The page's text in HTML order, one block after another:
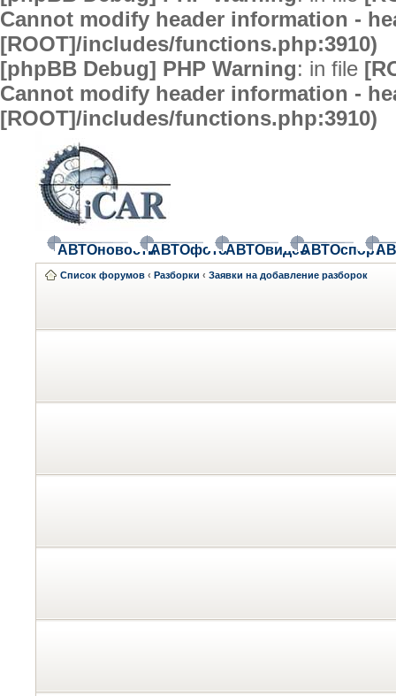
Cannot modify header information -
[ROOT]/includes/functions.php:3910)
[phpBB Debug] PHP Warning: in file
Cannot modify header information -
[ROOT]/includes/functions.php:3910)
АВТОновостиАВТОфотоАВТОвидеоАВТОспорт
Список форумов ‹ Разборки ‹ Заявки на добавление разборок